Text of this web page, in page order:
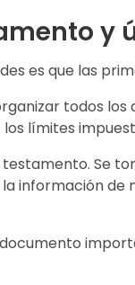
y
es que las
todos los
límites
Se
información